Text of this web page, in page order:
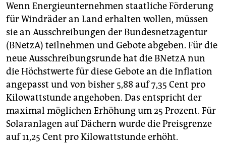
unterstützen
abo
genossenschaft
epaper login
Wenn Energieunternehmen staatliche Förderung
für Windräder an Land erhalten wollen, müssen
sie an Ausschreibungen der Bundesnetzagentur
(BNetzA) teilnehmen und Gebote abgeben. Für die
neue Ausschreibungsrunde hat die BNetzA nun
die Höchstwerte für diese Gebote an die Inflation
angepasst und von bisher 5,88 auf 7,35 Cent pro
Kilowattstunde angehoben. Das entspricht der
maximal möglichen Erhöhung um 25 Prozent. Für
Solaranlagen auf Dächern wurde die Preisgrenze
auf 11,25 Cent pro Kilowattstunde erhöht.